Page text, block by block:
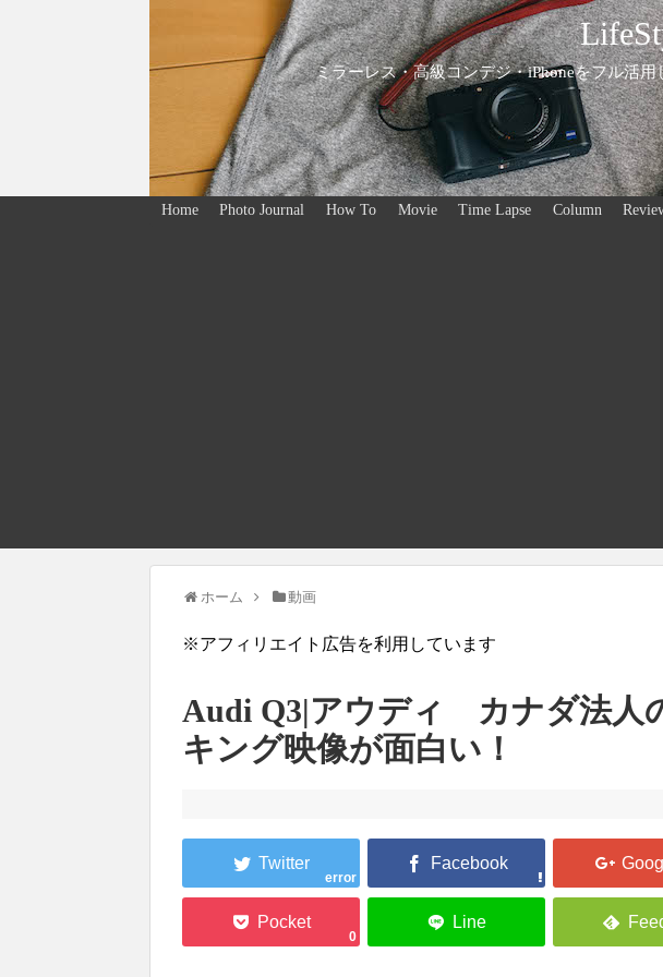
ミラーレス・高級コンデジ・iPhoneをフル活
Home Photo Journal How To Movie Time Lapse Column
ホーム 動画
※アフィリエイト広告を利用しています
Audi Q3|アウディ カナダ法人
キング映像が面白い！
error
0